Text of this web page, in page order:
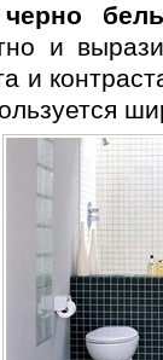
черно
и
и